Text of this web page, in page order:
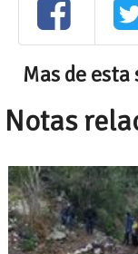
Mas de esta
Notas